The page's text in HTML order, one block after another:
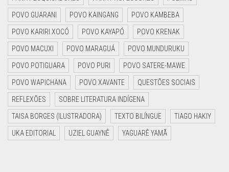
POVO GUARANI POVO KAINGANG POVO KAMBEBA
POVO KARIRI XOCÓ POVO KAYAPÓ POVO KRENAK
POVO MACUXI POVO MARAGUÁ POVO MUNDURUKU
POVO POTIGUARA POVO PURI POVO SATERE-MAWE
POVO WAPICHANA POVO XAVANTE QUESTÕES SOCIAIS
REFLEXÕES SOBRE LITERATURA INDÍGENA
TAISA BORGES (ILUSTRADORA) TEXTO BILÍNGUE TIAGO HAKIY
UKA EDITORIAL UZIEL GUAYNÊ YAGUARÊ YAMÃ